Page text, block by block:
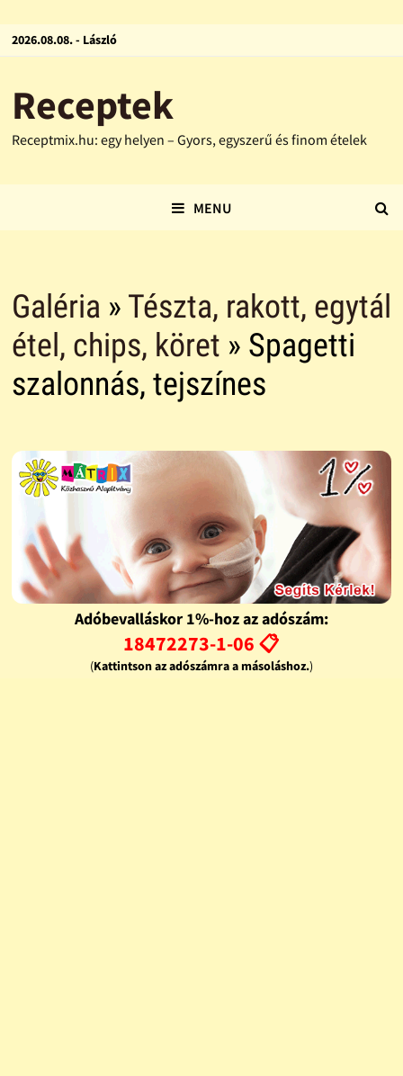
2026.08.08. - László
Receptek
Receptmix.hu: egy helyen – Gyors, egyszerű és finom ételek
MENU
Galéria » Tészta, rakott, egytál
étel, chips, köret » Spagetti
szalonnás, tejszínes
Adóbevalláskor 1%-hoz az adószám:
18472273-1-06 📋
(Kattintson az adószámra a másoláshoz.)